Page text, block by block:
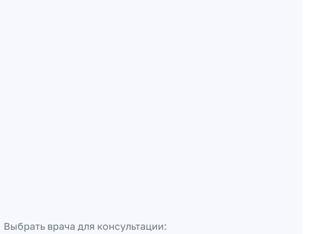
Выбрать врача для консультации: